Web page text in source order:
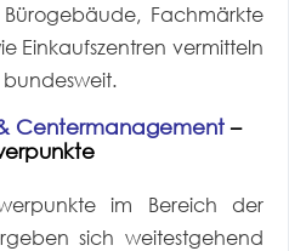
Fachmärkte
Einkaufszentren vermitteln
Centermanagement –
im Bereich der
sich weitestgehend